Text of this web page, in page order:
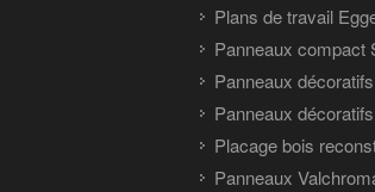
Plans de travail
Panneaux compact
Panneaux
Panneaux
Placage bois
Panneaux